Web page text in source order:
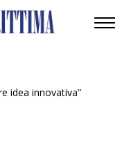
idea innovativa”